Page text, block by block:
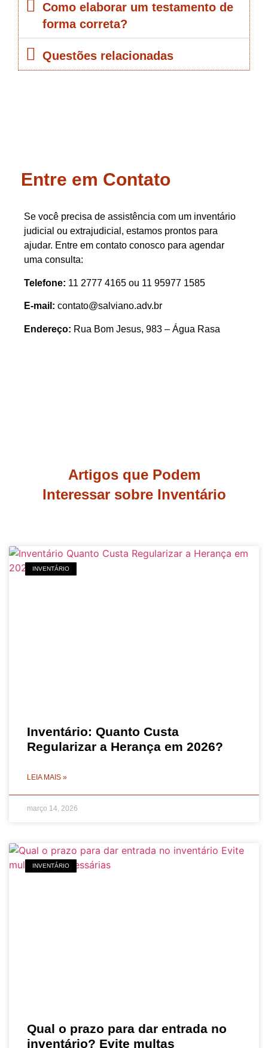
Como elaborar um testamento de
forma correta?
Questões relacionadas
Entre em Contato
Se você precisa de assistência com um inventário
judicial ou extrajudicial, estamos prontos para
ajudar. Entre em contato conosco para agendar
uma consulta:
Telefone: 11 2777 4165 ou 11 95977 1585
E-mail: contato@salviano.adv.br
Endereço: Rua Bom Jesus, 983 – Água Rasa
Artigos que Podem
Interessar sobre Inventário
INVENTÁRIO
Inventário: Quanto Custa
Regularizar a Herança em 2026?
LEIA MAIS »
março 14, 2026
INVENTÁRIO
Qual o prazo para dar entrada no
inventário? Evite multas